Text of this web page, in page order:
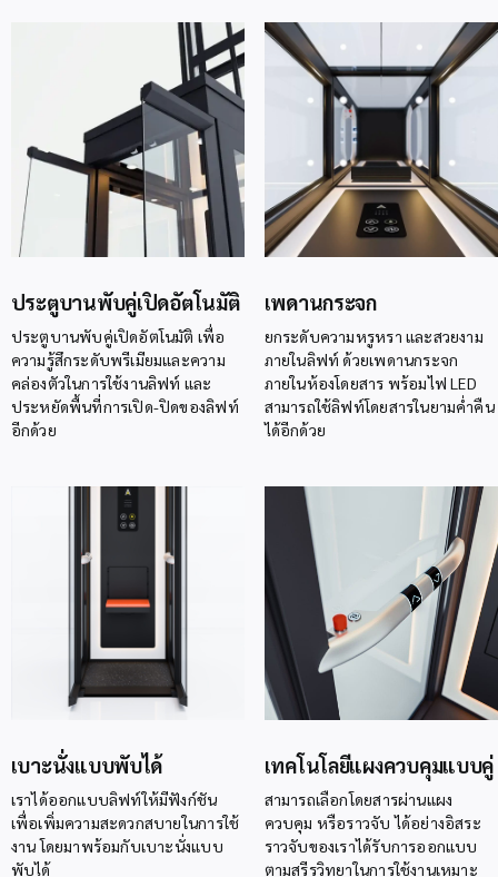
ประตูบานพับคู่เปิดอัตโนมัติ
ประตูบานพับคู่เปิดอัตโนมัติ เพื่อ
ความรู้สึกระดับพรีเมียมและความ
คล่องตัวในการใช้งานลิฟท์ และ
ประหยัดพื้นที่การเปิด-ปิดของลิฟท์
อีกด้วย
เพดานกระจก
ยกระดับความหรูหรา และสวยงาม
ภายในลิฟท์ ด้วยเพดานกระจก
ภายในห้องโดยสาร พร้อมไฟ LED
สามารถใช้ลิฟท์โดยสารในยามค่ำคืน
ได้อีกด้วย
เบาะนั่งแบบพับได้
เราได้ออกแบบลิฟท์ให้มีฟังก์ชัน
เพื่อเพิ่มความสะดวกสบายในการใช้
งาน โดยมาพร้อมกับเบาะนั่งแบบ
พับได้
เทคโนโลยีแผงควบคุมแบบคู่
สามารถเลือกโดยสารผ่านแผง
ควบคุม หรือราวจับ ได้อย่างอิสระ
ราวจับของเราได้รับการออกแบบ
ตามสรีรวิทยาในการใช้งานเหมาะ